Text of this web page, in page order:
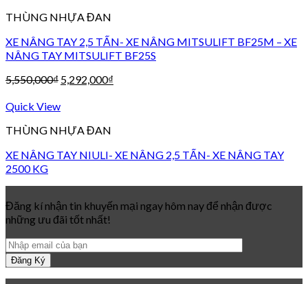
THÙNG NHỰA ĐAN
XE NÂNG TAY 2,5 TẤN- XE NÂNG MITSULIFT BF25M – XE
NÂNG TAY MITSULIFT BF25S
5,550,000₫ 5,292,000₫
Quick View
THÙNG NHỰA ĐAN
XE NÂNG TAY NIULI- XE NÂNG 2,5 TẤN- XE NÂNG TAY
2500 KG
Đăng kí nhận tin khuyến mại ngay hôm nay để nhận được
những ưu đãi tốt nhất!